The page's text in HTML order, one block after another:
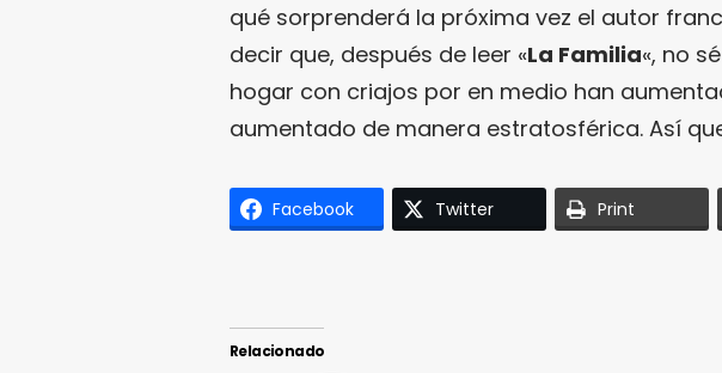
qué sorprenderá la próxima vez el autor
decir que, después de leer «La Familia«, no
hogar con criajos por en medio han
aumentado de manera estratosférica. Así
Facebook Twitter Print
Relacionado